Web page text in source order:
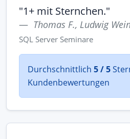
"1+ mit Sternchen."
Thomas F., Ludwig
SQL Server Seminare
Durchschnittlich 5 / 5
Kundenbewertungen